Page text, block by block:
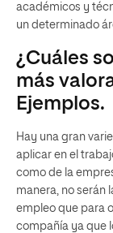
académicos y
un determinado
¿Cuáles
más
Ejemplos.
Hay una gran
aplicar en el
como de la
manera, no serán
empleo que para
compañía ya que